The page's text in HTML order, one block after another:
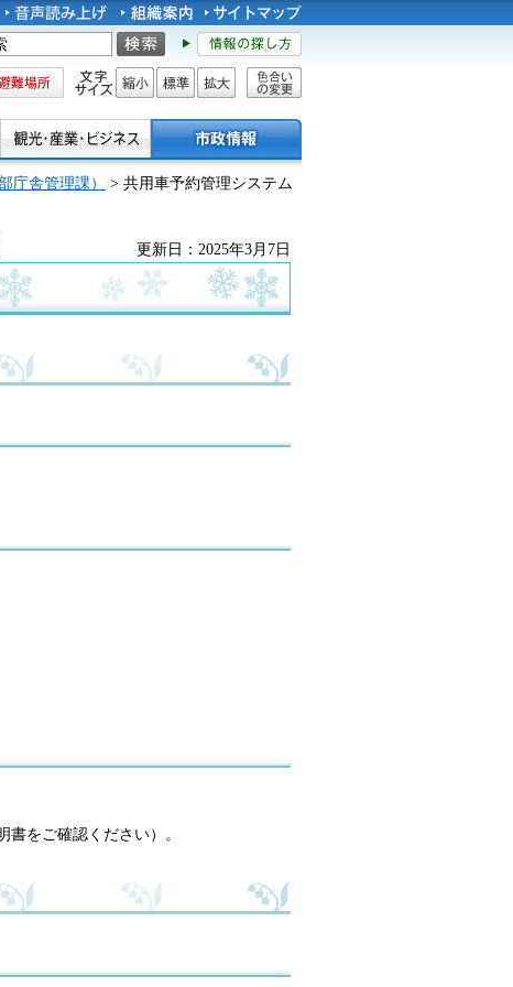
所 文字サイズ
縮小 標準 拡大
色合い
庁舎管理課）
> 共用車予約管理システム
更新日：2025年3月7日
をご確認ください）。